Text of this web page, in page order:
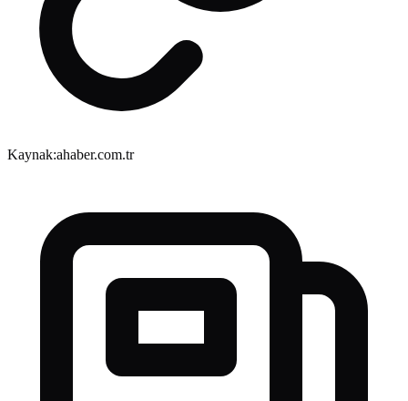
Kaynak:ahaber.com.tr